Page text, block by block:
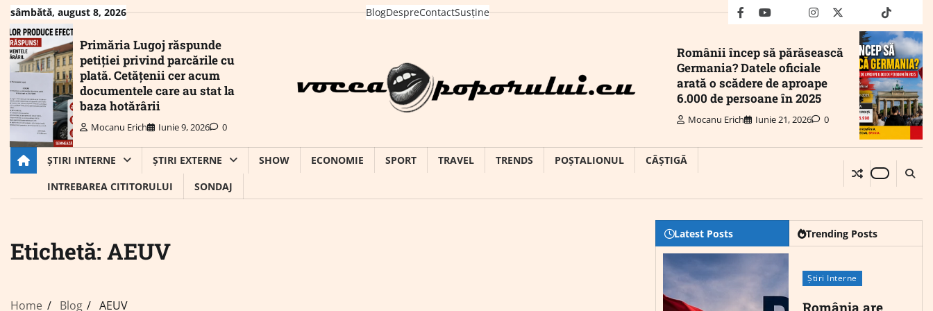
Skip
content
sâmbătă, august 8, 2026 BlogDespreContactSusține facebookyoutubeMailinstagram
twitter truthtiktok
Primăria Lugoj răspunde
petiției privind parcările cu
plată. Cetățenii cer acum
documentele care au stat la
baza hotărârii
Mocanu Erich Iunie 9, 2026 0
Românii încep să părăsească
Germania? Datele oficiale
arată o scădere de aproape
6.000 de persoane în 2025
Mocanu Erich Iunie 21, 2026 0
ȘTIRI INTERNE ȘTIRI EXTERNE SHOW ECONOMIE SPORT TRAVEL TRENDS POȘTALIONUL
CÂȘTIGĂ
INTREBAREA CITITORULUI
SONDAJ
Etichetă: AEUV
Home Blog AEUV
Latest Posts Trending Posts
Știri Interne
România are